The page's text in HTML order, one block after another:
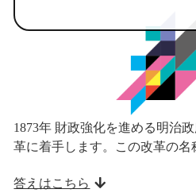
1873年 財政強化を進める明治
革に着手します。この改革の名
答えはこちら